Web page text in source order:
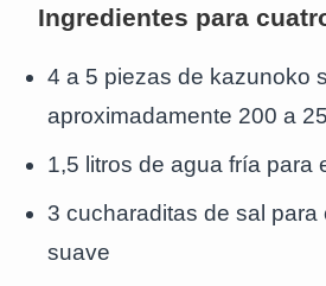
Ingredientes para
4 a 5 piezas de kazunoko
aproximadamente 200 a
1,5 litros de agua fría para
3 cucharaditas de sal para
suave